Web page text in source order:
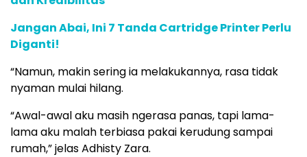
Jangan Abai, Ini 7 Tanda Cartridge Printer Perlu
Diganti!
“Namun, makin sering ia melakukannya, rasa tidak
nyaman mulai hilang.
“Awal-awal aku masih ngerasa panas, tapi lama-
lama aku malah terbiasa pakai kerudung sampai
rumah,” jelas Adhisty Zara.